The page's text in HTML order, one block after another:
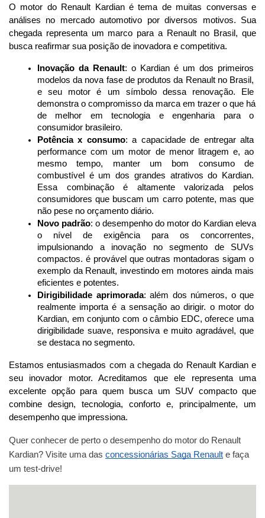
O motor do Renault Kardian é tema de muitas conversas e
análises no mercado automotivo por diversos motivos. Sua
chegada representa um marco para a Renault no Brasil, que
busca reafirmar sua posição de inovadora e competitiva.
Inovação da Renault: o Kardian é um dos primeiros
modelos da nova fase de produtos da Renault no Brasil,
e seu motor é um símbolo dessa renovação. Ele
demonstra o compromisso da marca em trazer o que há
de melhor em tecnologia e engenharia para o
consumidor brasileiro.
Potência x consumo: a capacidade de entregar alta
performance com um motor de menor litragem e, ao
mesmo tempo, manter um bom consumo de
combustível é um dos grandes atrativos do Kardian.
Essa combinação é altamente valorizada pelos
consumidores que buscam um carro potente, mas que
não pese no orçamento diário.
Novo padrão: o desempenho do motor do Kardian eleva
o nível de exigência para os concorrentes,
impulsionando a inovação no segmento de SUVs
compactos. é provável que outras montadoras sigam o
exemplo da Renault, investindo em motores ainda mais
eficientes e potentes.
Dirigibilidade aprimorada: além dos números, o que
realmente importa é a sensação ao dirigir. o motor do
Kardian, em conjunto com o câmbio EDC, oferece uma
dirigibilidade suave, responsiva e muito agradável, que
se destaca no segmento.
Estamos entusiasmados com a chegada do Renault Kardian e
seu inovador motor. Acreditamos que ele representa uma
excelente opção para quem busca um SUV compacto que
combine design, tecnologia, conforto e, principalmente, um
desempenho que impressiona.
Quer conhecer de perto o desempenho do motor do Renault
Kardian? Visite uma das concessionárias Saga Renault e faça
um test-drive!